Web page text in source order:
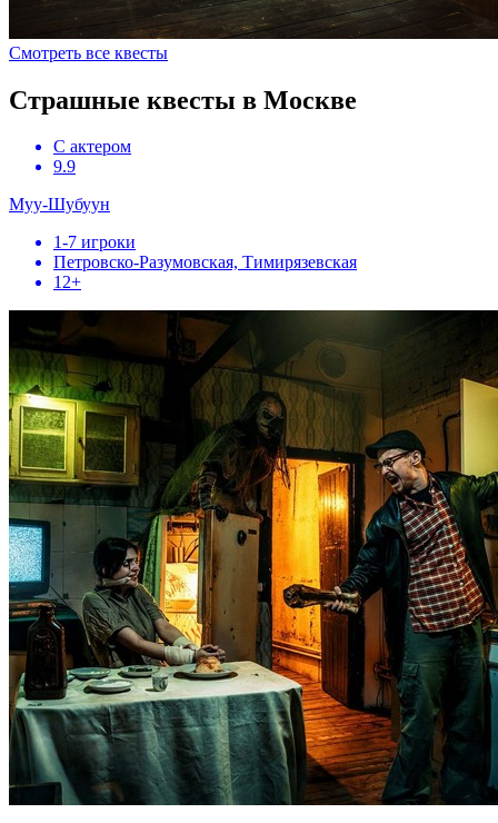
Смотреть все квесты
Страшные квесты в Москве
С актером
9.9
Муу-Шубуун
1-7 игроки
Петровско-Разумовская, Тимирязевская
12+